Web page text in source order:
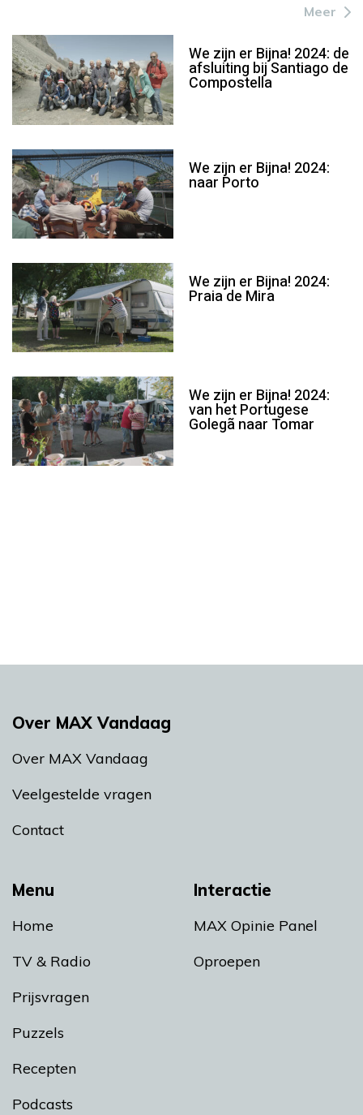
Meer
We zijn er Bijna! 2024: de
afsluiting bij Santiago de
Compostella
We zijn er Bijna! 2024:
naar Porto
We zijn er Bijna! 2024:
Praia de Mira
We zijn er Bijna! 2024:
van het Portugese
Golegã naar Tomar
Menu
Home
TV & Radio
Prijsvragen
Puzzels
Recepten
Podcasts
Interactie
MAX Opinie Panel
Oproepen
Over MAX Vandaag
Over MAX Vandaag
Veelgestelde vragen
Contact